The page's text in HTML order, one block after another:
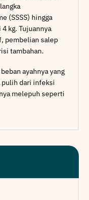
(SSSS) hingga
kg. Tujuannya
pembelian salep
tambahan.
ayahnya yang
pulih dari infeksi
melepuh seperti